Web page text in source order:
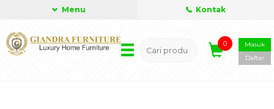
Menu Kontak
0
Masuk
Daftar